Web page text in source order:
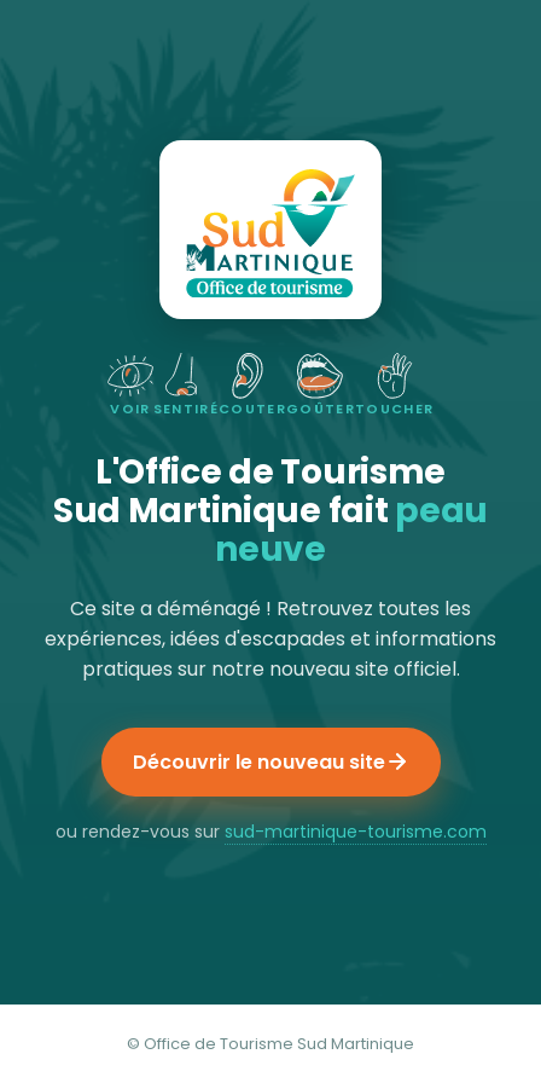
VOIR SENTIRÉCOUTERGOÛTERTOUCHER
L'Office de Tourisme
Sud Martinique fait peau
neuve
Ce site a déménagé ! Retrouvez toutes les
expériences, idées d'escapades et informations
pratiques sur notre nouveau site officiel.
Découvrir le nouveau site
ou rendez-vous sur sud-martinique-tourisme.com
© Office de Tourisme Sud Martinique